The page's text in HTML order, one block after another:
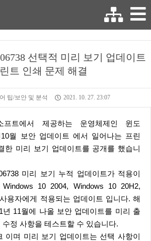
선택적 미리 보기 업데이트
트 인쇄 문제 해결
팁/보안 및 분석 2021. 10. 27. 23:07
월 보안 업데이트 에서 일어나는 프린
한 미리 보기 업데이트를 공개를 했습니
미리 보기 누적 업데이트가 적용이
10 2004, Windows 10 20H2,
용자에게 적용되는 업데이트 입니다. 해
년 11월에 나올 보안 업데이트를 미리 출
정 사항을 테스트할 수 있습니다.